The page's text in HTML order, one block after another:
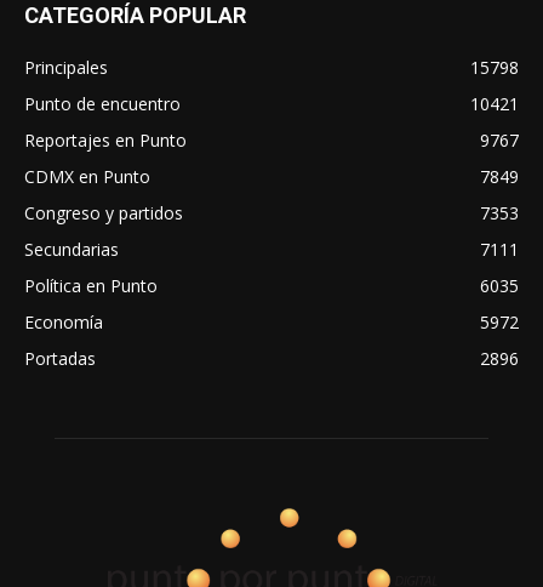
CATEGORÍA POPULAR
Principales
15798
Punto de encuentro
10421
Reportajes en Punto
9767
CDMX en Punto
7849
Congreso y partidos
7353
Secundarias
7111
Política en Punto
6035
Economía
5972
Portadas
2896